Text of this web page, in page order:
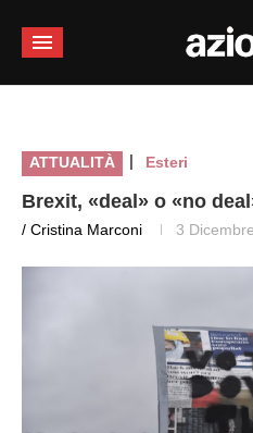
ATTUALITÀ | Esteri
Brexit, «deal» o «no
/ Cristina Marconi 3